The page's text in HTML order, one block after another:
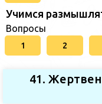
Учимся
Вопросы
1 2
41.